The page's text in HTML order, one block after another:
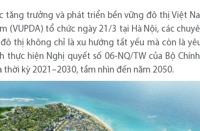
tăng trưởng và phát triển bền vững đô thị Việt
(VUPDA) tổ chức ngày 21/3 tại Hà Nội, các
thị không chỉ là xu hướng tất yếu mà còn là
hiện Nghị quyết số 06-NQ/TW của Bộ
kỳ 2021–2030, tầm nhìn đến năm 2050.